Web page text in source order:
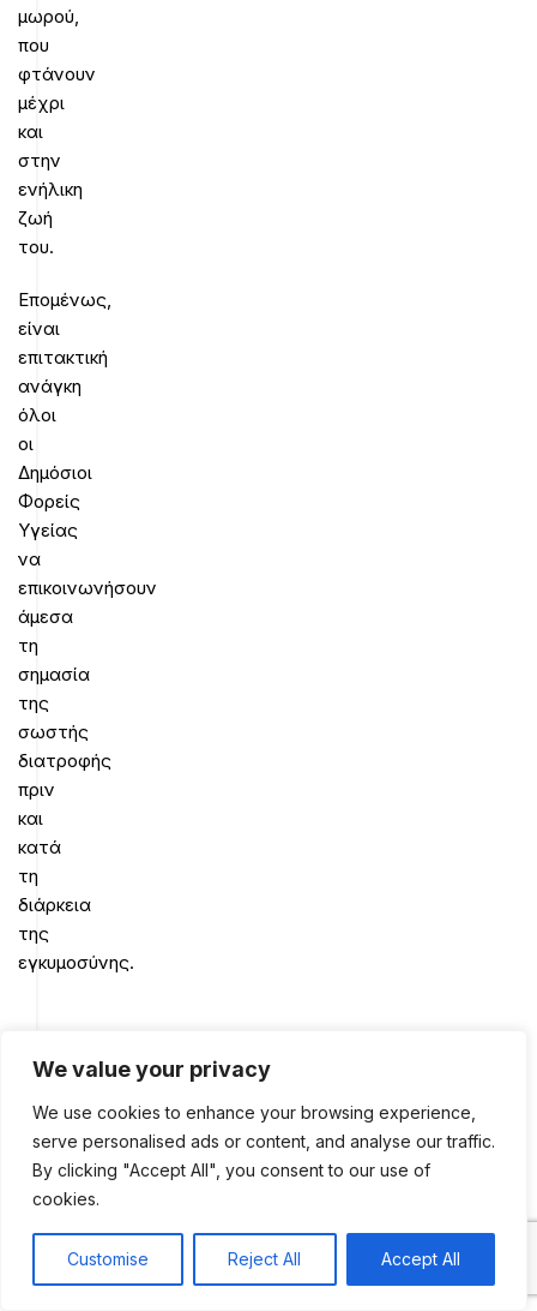
We value your privacy
We use cookies to enhance your browsing experience,
serve personalised ads or content, and analyse our traffic.
By clicking "Accept All", you consent to our use of
cookies.
Customise Reject All Accept All
μωρού,
που
φτάνουν
μέχρι
και
στην
ενήλικη
ζωή
του.
Επομένως,
είναι
επιτακτική
ανάγκη
όλοι
οι
Δημόσιοι
Φορείς
Υγείας
να
επικοινωνήσουν
άμεσα
τη
σημασία
της
σωστής
διατροφής
πριν
και
κατά
τη
διάρκεια
της
εγκυμοσύνης.
Ευγενία
Κλινικός
Διαιτόλογος-
Διατροφολόγος,
Μsc,
State
Registered
0